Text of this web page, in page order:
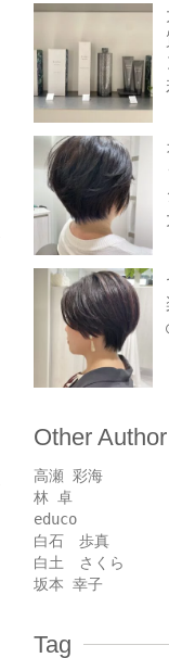
Other Author
高瀬 彩海
林 卓
educo
白石 歩真
白土 さくら
坂本 幸子
Tag